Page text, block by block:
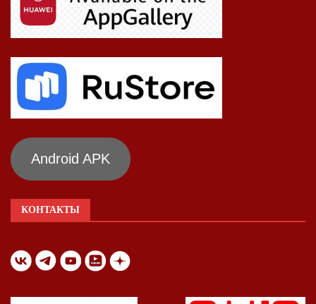
Android APK
КОНТАКТЫ